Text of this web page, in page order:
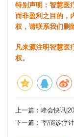
特别声明：智慧医
而非盈利之目的，
权，请联系我们删
凡来源注明智慧医
权。
上一篇： 峰会快讯
下一篇： “智能诊疗